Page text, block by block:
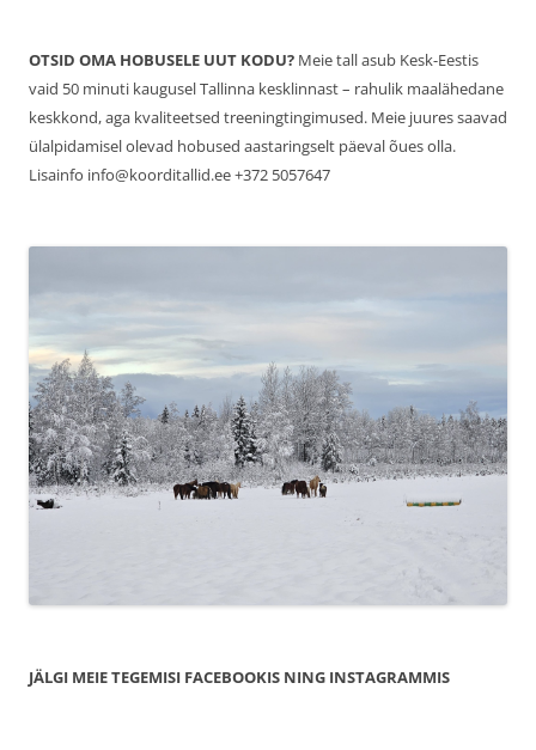
OTSID OMA HOBUSELE UUT KODU? Meie tall asub Kesk-Eestis
vaid 50 minuti kaugusel Tallinna kesklinnast – rahulik maalähedane
keskkond, aga kvaliteetsed treeningtingimused. Meie juures saavad
ülalpidamisel olevad hobused aastaringselt päeval õues olla.
Lisainfo info@koorditallid.ee +372 5057647
JÄLGI MEIE TEGEMISI FACEBOOKIS NING INSTAGRAMMIS